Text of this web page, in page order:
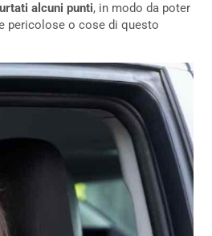
alcuni punti, in modo da poter
pericolose o cose di questo